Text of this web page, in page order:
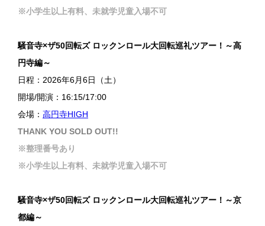
※小学生以上有料、未就学児童入場不可
騒音寺×ザ50回転ズ ロックンロール大回転巡礼ツアー！～高
円寺編～
日程：2026年6月6日（土）
開場/開演：16:15/17:00
会場： 高円寺HIGH
THANK YOU SOLD OUT!!
※整理番号あり
※小学生以上有料、未就学児童入場不可
騒音寺×ザ50回転ズ ロックンロール大回転巡礼ツアー！～京
都編～